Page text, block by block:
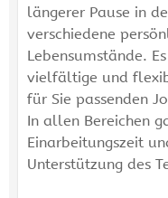
längerer Pause in
verschiedene
Lebensumstände.
vielfältige und
für Sie passenden
In allen Bereichen
Einarbeitungszeit
Unterstützung des